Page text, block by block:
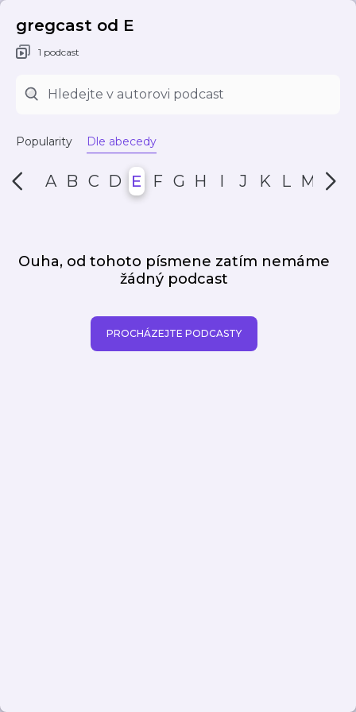
gregcast od E
1 podcast
Popularity Dle abecedy
A B C D E F G H I J K L M N
Ouha, od tohoto písmene zatím nemáme
žádný podcast
PROCHÁZEJTE PODCASTY